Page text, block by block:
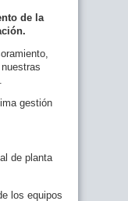
de la
gestión
de planta
los equipos